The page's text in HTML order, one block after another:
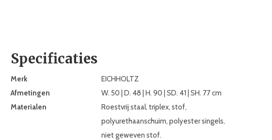
Specificaties
Merk
EICHHOLTZ
Afmetingen
W. 50 | D. 48 | H. 90 | SD. 41 | SH. 77 cm
Materialen
Roestvrij staal, triplex, stof,
polyurethaanschuim, polyester singels,
niet geweven stof.